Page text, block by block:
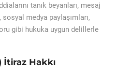
tanık beyanları, mesaj
sosyal medya paylaşımları,
gibi hukuka uygun delillerle
İtiraz Hakkı